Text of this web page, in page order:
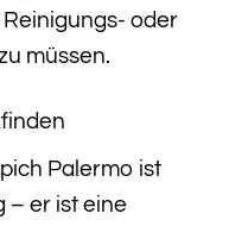
oder
müssen.
Palermo ist
– er ist eine